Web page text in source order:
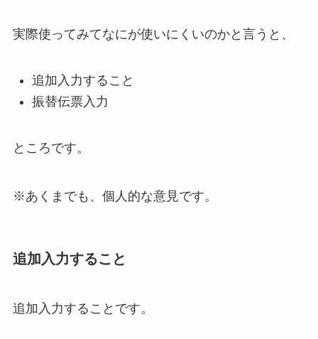
実際使ってみてなにが使いにくいのかと言うと、
追加入力すること
振替伝票入力
ところです。
※あくまでも、個人的な意見です。
追加入力すること
追加入力することです。